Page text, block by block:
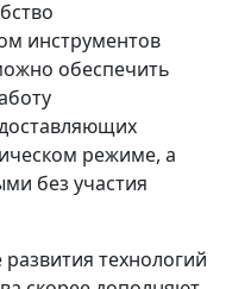
инструментов
обеспечить
режиме, а
без участия
технологий